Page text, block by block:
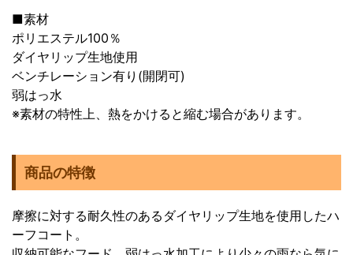
■素材
ポリエステル100％
ダイヤリップ生地使用
ベンチレーション有り(開閉可)
弱はっ水
※素材の特性上、熱をかけると縮む場合があります。
商品の特徴
摩擦に対する耐久性のあるダイヤリップ生地を使用したハ
ーフコート。